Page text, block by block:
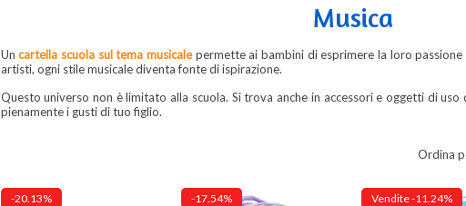
Musica
Uncartella scuola sul tema musicalepermette ai bambini di esprimere la loro
artisti, ogni stile musicale diventa fonte di ispirazione.
Questo universo non è limitato alla scuola. Si trova anche in accessori e oggetti di
pienamente i gusti di tuo figlio.
Ordina
-20.13% -17.54% Vendite-11.24%